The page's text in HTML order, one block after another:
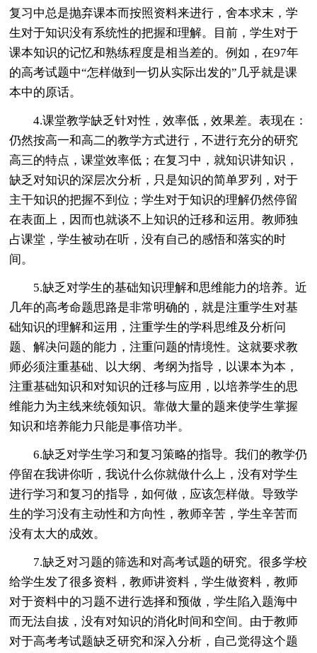
复习中总是抛弃课本而按照资料来进行，舍本求末，学
生对于知识没有系统性的把握和理解。目前，学生对于
课本知识的记忆和熟练程度是相当差的。例如，在97年
的高考试题中“怎样做到一切从实际出发的”几乎就是课
本中的原话。
4.课堂教学缺乏针对性，效率低，效果差。表现在：
仍然按高一和高二的教学方式进行，不进行充分的研究
高三的特点，课堂效率低；在复习中，就知识讲知识，
缺乏对知识的深层次分析，只是知识的简单罗列，对于
主干知识的把握不到位；学生对于知识的理解仍然停留
在表面上，因而也就谈不上知识的迁移和运用。教师独
占课堂，学生被动在听，没有自己的感悟和落实的时
间。
5.缺乏对学生的基础知识理解和思维能力的培养。近
几年的高考命题思路是非常明确的，就是注重学生对基
础知识的理解和运用，注重学生的学科思维及分析问
题、解决问题的能力，注重问题的情境性。这就要求教
师必须注重基础、以大纲、考纲为指导，以课本为本，
注重基础知识和对知识的迁移与应用，以培养学生的思
维能力为主线来统领知识。靠做大量的题来使学生掌握
知识和培养能力只能是事倍功半。
6.缺乏对学生学习和复习策略的指导。我们的教学仍
停留在我讲你听，我说什么你就做什么上，没有对学生
进行学习和复习的指导，如何做，应该怎样做。导致学
生的学习没有主动性和方向性，教师辛苦，学生辛苦而
没有太大的成效。
7.缺乏对习题的筛选和对高考试题的研究。很多学校
给学生发了很多资料，教师讲资料，学生做资料，教师
对于资料中的习题不进行选择和预做，学生陷入题海中
而无法自拔，没有对知识的消化时间和空间。由于教师
对于高考考试题缺乏研究和深入分析，自己觉得这个题